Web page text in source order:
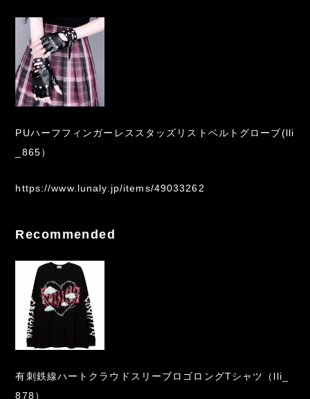
PUハーフフィンガーレススタッズリストベルトグローブ(lli
_865）
https://www.lunaly.jp/items/49033262
Recommended
有刺鉄線ハートクラウドスリーブロゴロングTシャツ（lli_
878）